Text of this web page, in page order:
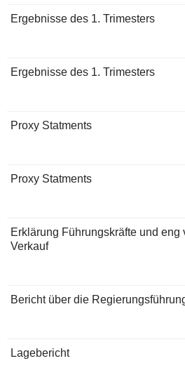
Ergebnisse des 1. Trimesters
Ergebnisse des 1. Trimesters
Proxy Statments
Proxy Statments
Erklärung Führungskräfte und
Verkauf
Bericht über die
Lagebericht